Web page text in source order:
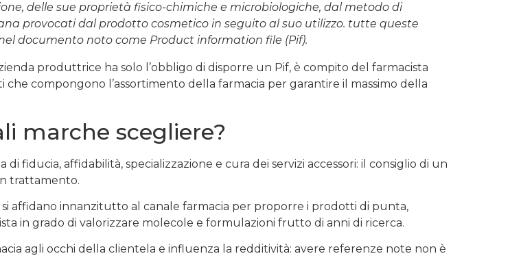
delle sue proprietà fisico-chimiche e microbiologiche, dal metodo di
provocati dal prodotto cosmetico in seguito al suo utilizzo. tutte queste
documento noto come Product information file (Pif).
produttrice ha solo l’obbligo di disporre un Pif, è compito del farmacista
compongono l’assortimento della farmacia per garantire il massimo della
marche scegliere?
fiducia, affidabilità, specializzazione e cura dei servizi accessori: il consiglio di un
trattamento.
affidano innanzitutto al canale farmacia per proporre i prodotti di punta,
in grado di valorizzare molecole e formulazioni frutto di anni di ricerca.
agli occhi della clientela e influenza la redditività: avere referenze note non è